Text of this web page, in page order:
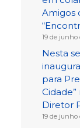
Amigos
19 de junho
Nesta
para
Diretor
19 de junho